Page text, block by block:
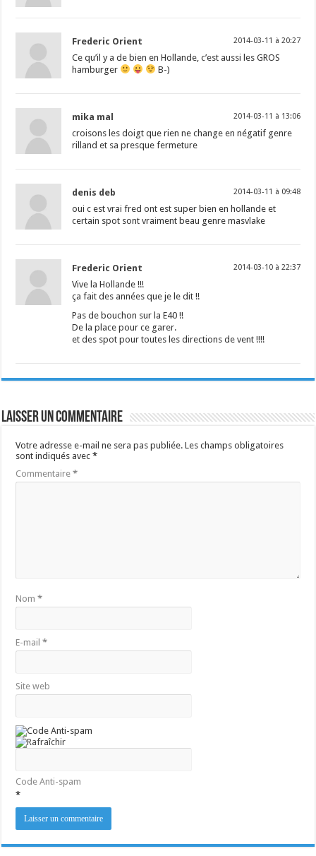
Frederic Orient 2014-03-11 à 20:27
Ce qu’il y a de bien en Hollande, c’est aussi les GROS
hamburger
B-)
mika mal 2014-03-11 à 13:06
croisons les doigt que rien ne change en négatif genre
rilland et sa presque fermeture
denis deb 2014-03-11 à 09:48
oui c est vrai fred ont est super bien en hollande et
certain spot sont vraiment beau genre masvlake
Frederic Orient 2014-03-10 à 22:37
Vive la Hollande !!!
ça fait des années que je le dit !!
Pas de bouchon sur la E40 !!
De la place pour ce garer.
et des spot pour toutes les directions de vent !!!!
Laisser un commentaire
Votre adresse e-mail ne sera pas publiée. Les champs obligatoires
sont indiqués avec*
Commentaire*
Nom*
E-mail*
Site web
Code Anti-spam
*